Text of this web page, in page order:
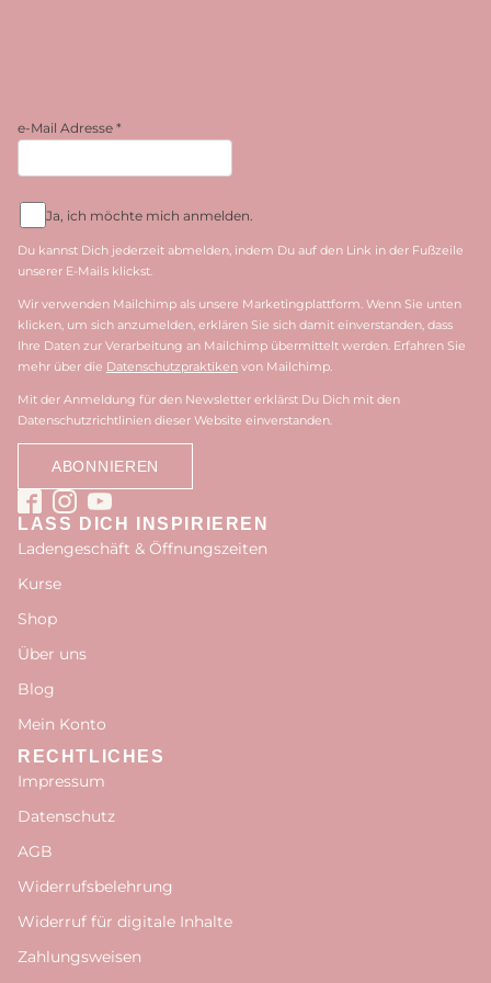
e-Mail Adresse *
Ja, ich möchte mich anmelden.
Du kannst Dich jederzeit abmelden, indem Du auf den Link in der Fußzeile
unserer E-Mails klickst.
Wir verwenden Mailchimp als unsere Marketingplattform. Wenn Sie unten
klicken, um sich anzumelden, erklären Sie sich damit einverstanden, dass
Ihre Daten zur Verarbeitung an Mailchimp übermittelt werden. Erfahren Sie
mehr über die Datenschutzpraktiken von Mailchimp.
Mit der Anmeldung für den Newsletter erklärst Du Dich mit den
Datenschutzrichtlinien dieser Website einverstanden.
LASS DICH INSPIRIEREN
Ladengeschäft & Öffnungszeiten
Kurse
Shop
Über uns
Blog
Mein Konto
RECHTLICHES
Impressum
Datenschutz
AGB
Widerrufsbelehrung
Widerruf für digitale Inhalte
Zahlungsweisen